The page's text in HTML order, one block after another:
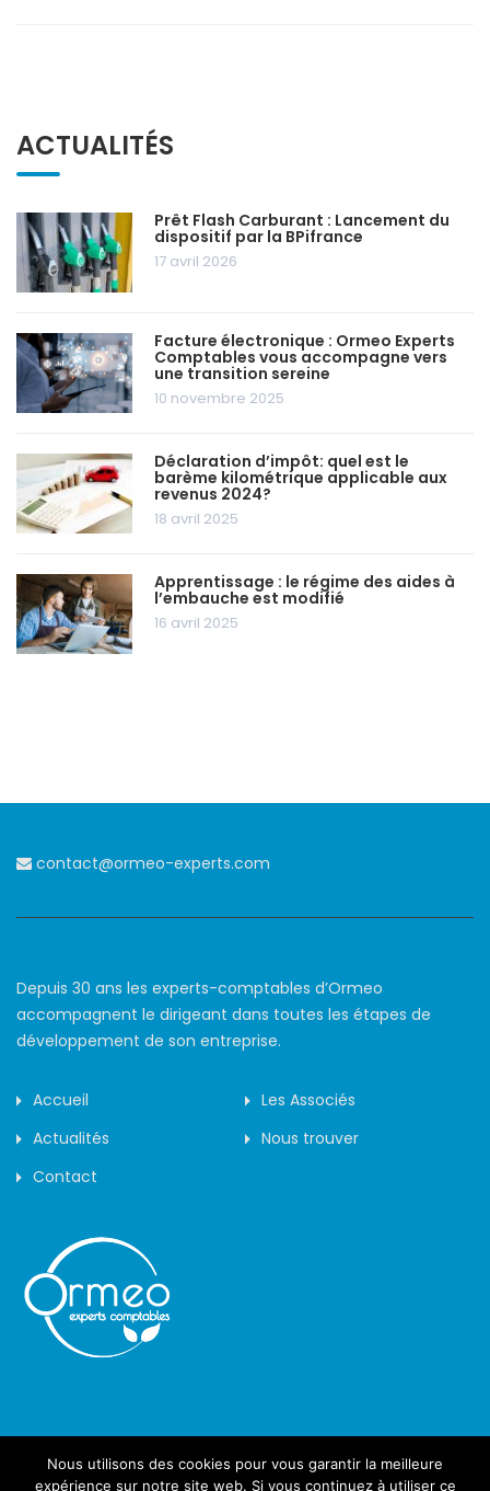
ACTUALITÉS
Prêt Flash Carburant : Lancement du
dispositif par la BPifrance
17 avril 2026
Facture électronique : Ormeo Experts
Comptables vous accompagne vers
une transition sereine
10 novembre 2025
Déclaration d’impôt: quel est le
barème kilométrique applicable aux
revenus 2024?
18 avril 2025
Apprentissage : le régime des aides à
l’embauche est modifié
16 avril 2025
contact@ormeo-experts.com
Depuis 30 ans les experts-comptables d’Ormeo
accompagnent le dirigeant dans toutes les étapes de
développement de son entreprise.
Accueil
Les Associés
Actualités
Nous trouver
Contact
Nous utilisons des cookies pour vous garantir la meilleure
expérience sur notre site web. Si vous continuez à utiliser ce